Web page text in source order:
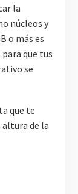
la
núcleos y
o más es
que tus
se
que te
altura de la